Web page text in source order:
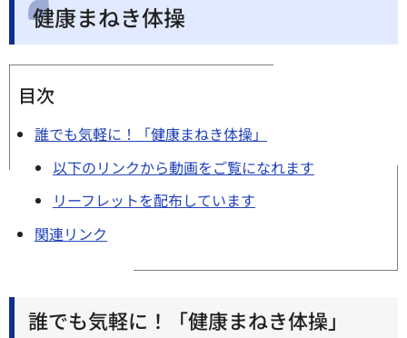
健康まねき体操
目次
誰でも気軽に！「健康まねき体操」
以下のリンクから動画をご覧になれます
リーフレットを配布しています
関連リンク
誰でも気軽に！「健康まねき体操」